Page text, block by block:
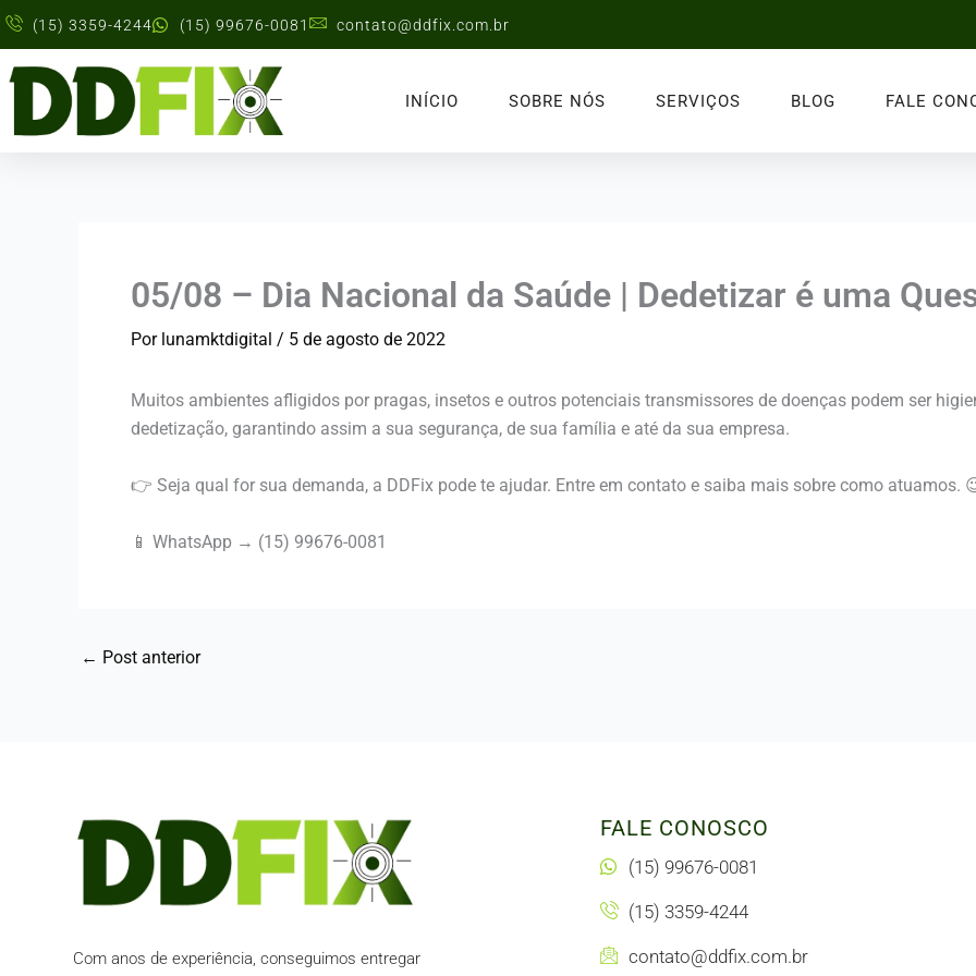
Ir
conteúdo
(15) 3359-4244 (15) 99676-0081 contato@ddfix.com.br
INÍCIO SOBRE NÓS SERVIÇOS BLOG FALE
05/08 – Dia Nacional da Saúde | Dedetizar é uma
Por lunamktdigital / 5 de agosto de 2022
Muitos ambientes afligidos por pragas, insetos e outros potenciais transmissores de doenças podem ser
dedetização, garantindo assim a sua segurança, de sua família e até da sua empresa.
👉 Seja qual for sua demanda, a DDFix pode te ajudar. Entre em contato e saiba mais sobre como atuamos.
📱 WhatsApp → (15) 99676-0081
← Post anterior
Com anos de experiência, conseguimos entregar
FALE CONOSCO
(15) 99676-0081
(15) 3359-4244
contato@ddfix.com.br